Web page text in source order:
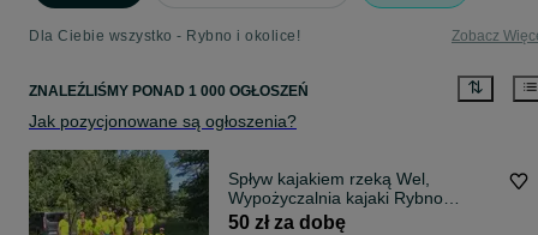
Dla Ciebie wszystko - Rybno i okolice! Zobacz
ZNALEŹLIŚMY PONAD 1 000 OGŁOSZEŃ
Jak pozycjonowane są ogłoszenia?
Spływ kajakiem rzeką Wel,
Wypożyczalnia kajaki Rybno
Karbowski Do..
50 zł za dobę